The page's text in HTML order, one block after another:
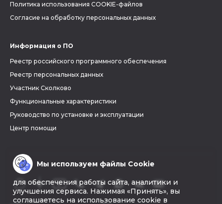
Политика использования COOKIE-файлов
Согласие на обработку персональных данных
Информация о ПО
Реестр российского программного обеспечения
Реестр персональных данных
Участник Сколково
Функциональные характеристики
Руководство по установке и эксплуатации
Центр помощи
Мы используем файлы Cookie
для обеспечения работы сайта, аналитики и
улучшения сервиса. Нажимая «Принять», вы
соглашаетесь на использование cookie в